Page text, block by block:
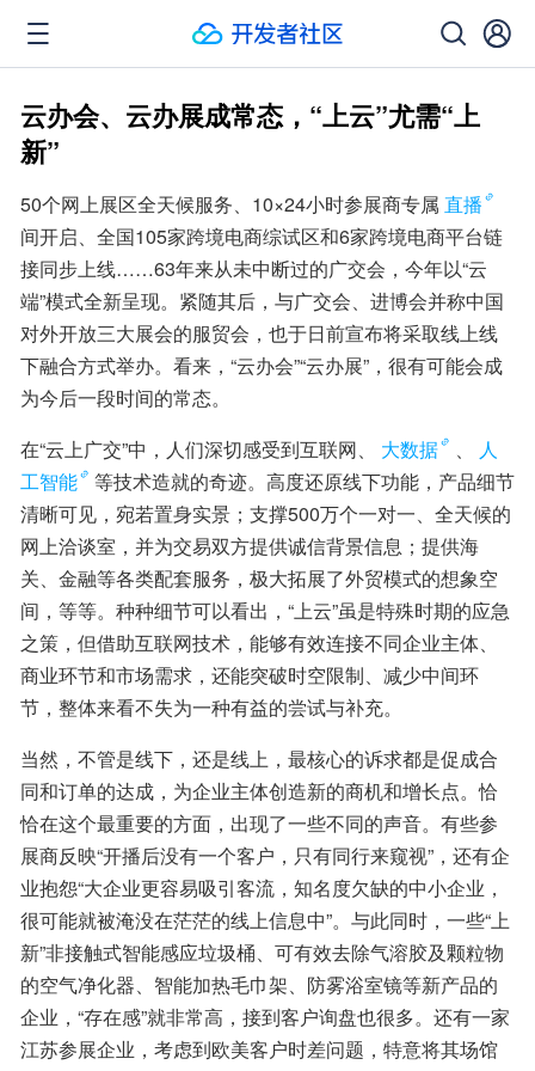
云办会、云办展成常态，“上云”尤需“上
新”
50个网上展区全天候服务、10×24小时参展商专属 直播
间开启、全国105家跨境电商综试区和6家跨境电商平台链
接同步上线……63年来从未中断过的广交会，今年以“云
端”模式全新呈现。紧随其后，与广交会、进博会并称中国
对外开放三大展会的服贸会，也于日前宣布将采取线上线
下融合方式举办。看来，“云办会”“云办展”，很有可能会成
为今后一段时间的常态。
在“云上广交”中，人们深切感受到互联网、
大数据 、
人
工智能
等技术造就的奇迹。高度还原线下功能，产品细节
清晰可见，宛若置身实景；支撑500万个一对一、全天候的
网上洽谈室，并为交易双方提供诚信背景信息；提供海
关、金融等各类配套服务，极大拓展了外贸模式的想象空
间，等等。种种细节可以看出，“上云”虽是特殊时期的应急
之策，但借助互联网技术，能够有效连接不同企业主体、
商业环节和市场需求，还能突破时空限制、减少中间环
节，整体来看不失为一种有益的尝试与补充。
当然，不管是线下，还是线上，最核心的诉求都是促成合
同和订单的达成，为企业主体创造新的商机和增长点。恰
恰在这个最重要的方面，出现了一些不同的声音。有些参
展商反映“开播后没有一个客户，只有同行来窥视”，还有企
业抱怨“大企业更容易吸引客流，知名度欠缺的中小企业，
很可能就被淹没在茫茫的线上信息中”。与此同时，一些“上
新”非接触式智能感应垃圾桶、可有效去除气溶胶及颗粒物
的空气净化器、智能加热毛巾架、防雾浴室镜等新产品的
企业，“存在感”就非常高，接到客户询盘也很多。还有一家
江苏参展企业，考虑到欧美客户时差问题，特意将其场馆